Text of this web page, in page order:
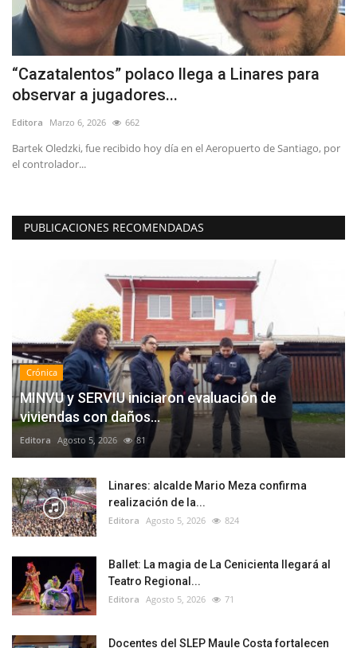
“Cazatalentos” polaco llega a Linares para
observar a jugadores...
Editora Marzo 6, 2026 662
Bartek Oledzki, fue recibido hoy día en el Aeropuerto de Santiago, por
el controlador...
PUBLICACIONES RECOMENDADAS
Crónica
MINVU y SERVIU iniciaron evaluación de
viviendas con daños...
Editora Agosto 5, 2026 81
Linares: alcalde Mario Meza confirma
realización de la...
Editora Agosto 5, 2026 824
Ballet: La magia de La Cenicienta llegará al
Teatro Regional...
Editora Agosto 5, 2026 71
Docentes del SLEP Maule Costa fortalecen